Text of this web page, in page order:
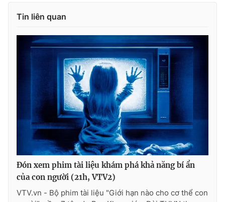
Theo dõi báo trên
Cơ quan chủ quản:Đài Truyền hình Việt Nam
Cơ quan báo chí:Thời báo VTV
Giấy phép hoạt động báo in và báo điện tử số 483/GP-BTTTT
cấp ngày 29/12/2023
Tổng Biên tập:Vũ Thanh Thủy
Phó Tổng Biên tập: Nguyễn Thị Mỹ Hạnh, Phạm Quốc Thắng,
Nguyễn Trọng Ninh
Tổng đài VTV:024.38 355 931 - 024.38 355 932
Tin liên quan
Đón xem phim tài liệu khám phá khả năng bí ẩn
của con người (21h, VTV2)
VTV.vn - Bộ phim tài liệu "Giới hạn nào cho cơ thể con